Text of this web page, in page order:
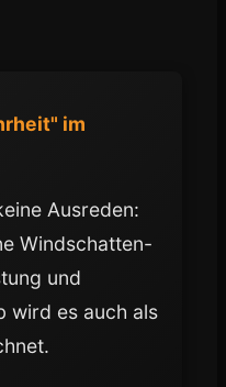
im
Ausreden:
Windschatten-
und
wird es auch als